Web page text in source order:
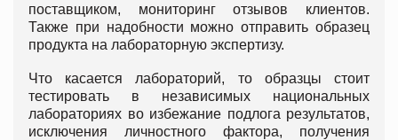
поставщиком, мониторинг отзывов клиентов.
Также при надобности можно отправить образец
продукта на лабораторную экспертизу.
Что касается лабораторий, то образцы стоит
тестировать в независимых национальных
лабораториях во избежание подлога результатов,
исключения личностного фактора, получения